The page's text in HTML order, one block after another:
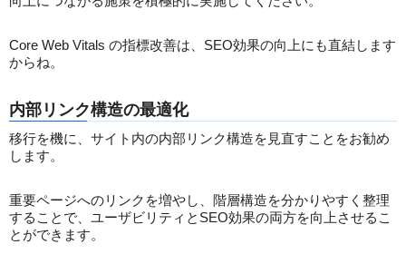
Core Web Vitals の指標改善は、SEO効果の向上にも直結します
からね。
内部リンク構造の最適化
移行を機に、サイト内の内部リンク構造を見直すことをお勧め
します。
重要ページへのリンクを増やし、階層構造を分かりやすく整理
することで、ユーザビリティとSEO効果の両方を向上させるこ
とができます。